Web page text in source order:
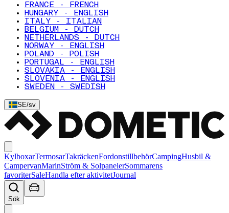
FRANCE - FRENCH
HUNGARY - ENGLISH
ITALY - ITALIAN
BELGIUM - DUTCH
NETHERLANDS - DUTCH
NORWAY - ENGLISH
POLAND - POLISH
PORTUGAL - ENGLISH
SLOVAKIA - ENGLISH
SLOVENIA - ENGLISH
SWEDEN - SWEDISH
SE/sv
KylboxarTermosarTakräckenFordonstillbehörCampingHusbil &
CampervanMarinStröm & SolpanelerSommarens
favoriterSaleHandla efter aktivitetJournal
Sök